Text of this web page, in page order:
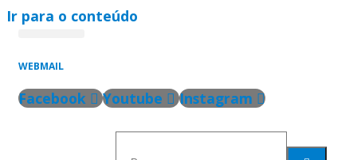
Ir para o conteúdo
WEBMAIL
Facebook Youtube Instagram